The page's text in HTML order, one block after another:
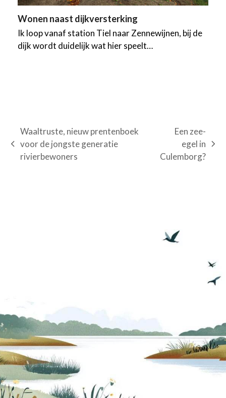
Wonen naast dijkversterking
Ik loop vanaf station Tiel naar Zennewijnen, bij de
dijk wordt duidelijk wat hier speelt…
previous
post:
Waaltruste, nieuw prentenboek
voor de jongste generatie
rivierbewoners
post:
Een zee-
egel in
Culemborg?